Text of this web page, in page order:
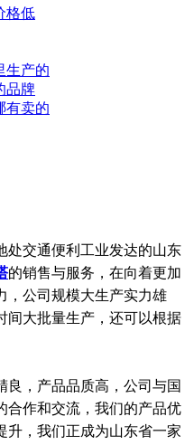
格低
生产的
品牌
有卖的
交通便利工业发达的山东
的销售与服务，在向着更加
，公司规模大生产实力雄
间大批量生产，还可以根据
良，产品品质高，公司与国
合作和交流，我们的产品优
升，我们正成为山东省一家